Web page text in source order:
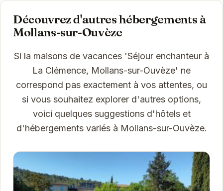
Découvrez d'autres hébergements à
Mollans-sur-Ouvèze
Si la maisons de vacances 'Séjour enchanteur à
La Clémence, Mollans-sur-Ouvèze' ne
correspond pas exactement à vos attentes, ou
si vous souhaitez explorer d'autres options,
voici quelques suggestions d'hôtels et
d'hébergements variés à Mollans-sur-Ouvèze.